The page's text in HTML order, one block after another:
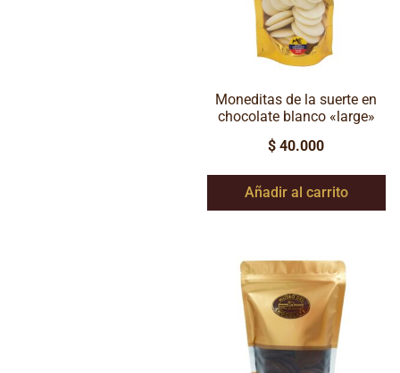
Moneditas de la suerte en
chocolate blanco «large»
$ 40.000
Añadir al carrito